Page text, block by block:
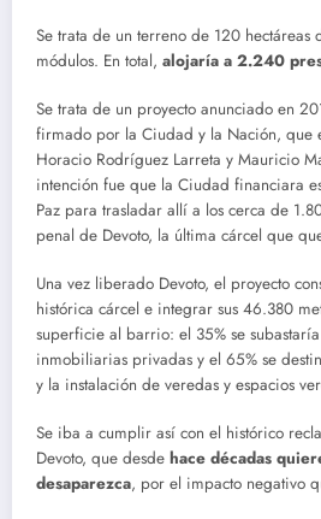
Se trata de un terreno de 120 hectáreas
módulos. En total, alojaría a 2.240
Se trata de un proyecto anunciado en
firmado por la Ciudad y la Nación, que
Horacio Rodríguez Larreta y Mauricio
intención fue que la Ciudad financiara
Paz para trasladar allí a los cerca de
penal de Devoto, la última cárcel que
Una vez liberado Devoto, el proyecto
histórica cárcel e integrar sus 46.380
superficie al barrio: el 35% se
inmobiliarias privadas y el 65% se
y la instalación de veredas y espacios
Se iba a cumplir así con el histórico
Devoto, que desde hace décadas
desaparezca, por el impacto negativo